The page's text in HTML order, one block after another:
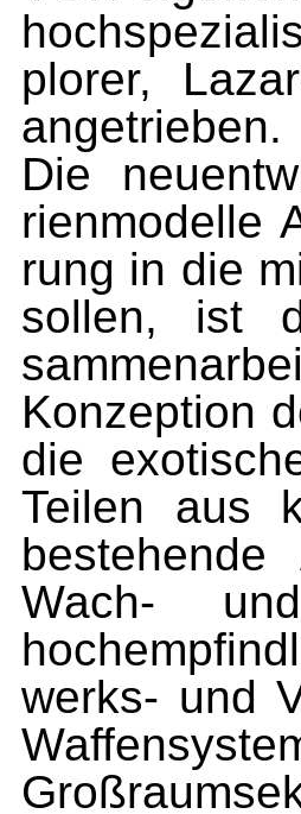
plorer,
angetrieben.
Die
rienmodelle
rung in die
sollen, ist
Konzeption
die
Teilen aus
Wach-
werks- und